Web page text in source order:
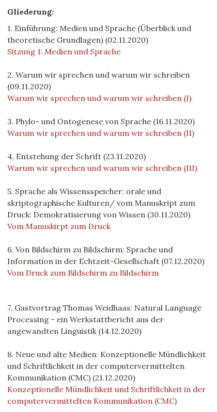
Gliederung:
1. Einführung: Medien und Sprache (Überblick und
theoretische Grundlagen) (02.11.2020)
Sitzung 1: Medien und Sprache
2. Warum wir sprechen und warum wir schreiben
(09.11.2020)
Warum wir sprechen und warum wir schreiben (I)
3. Phylo- und Ontogenese von Sprache (16.11.2020)
Warum wir sprechen und warum wir schreiben (II)
4. Entstehung der Schrift (23.11.2020)
Warum wir sprechen und warum wir schreiben (III)
5. Sprache als Wissensspeicher: orale und
skriptographische Kulturen/ vom Manuskript zum
Druck: Demokratisierung von Wissen (30.11.2020)
Vom Manuskirpt zum Druck
6. Von Bildschirm zu Bildschirm: Sprache und
Information in der Echtzeit-Gesellschaft (07.12.2020)
Vom Druck zum Bildschirm zu Bildschirm
7. Gastvortrag Thomas Weidhaas: Natural Language
Processing - ein Werkstattbericht aus der
angewandten Linguistik (14.12.2020)
8. Neue und alte Medien: Konzeptionelle Mündlichkeit
und Schriftlichkeit in der computervermittelten
Kommunikation (CMC) (21.12.2020)
Konzeptionelle Mündlichkeit und Schriftlichkeit in der
computervermittelten Kommunikation (CMC)